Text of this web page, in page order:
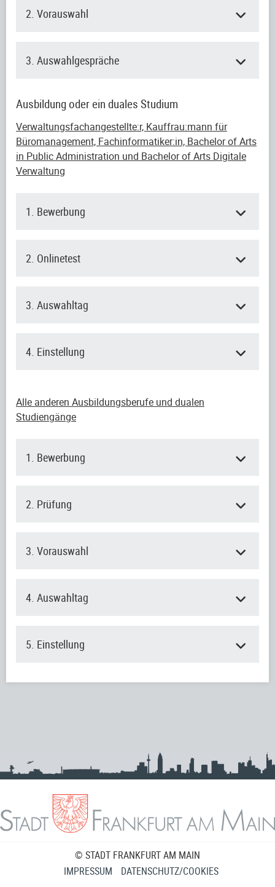
2. Vorauswahl
3. Auswahlgespräche
Ausbildung oder ein duales Studium
Verwaltungsfachangestellte:r, Kauffrau:mann für
Büromanagement, Fachinformatiker:in, Bachelor of Arts
in Public Administration und Bachelor of Arts Digitale
Verwaltung
1. Bewerbung
2. Onlinetest
3. Auswahltag
4. Einstellung
Alle anderen Ausbildungsberufe und dualen
Studiengänge
1. Bewerbung
2. Prüfung
3. Vorauswahl
4. Auswahltag
5. Einstellung
© STADT FRANKFURT AM MAIN
IMPRESSUM
DATENSCHUTZ/COOKIES